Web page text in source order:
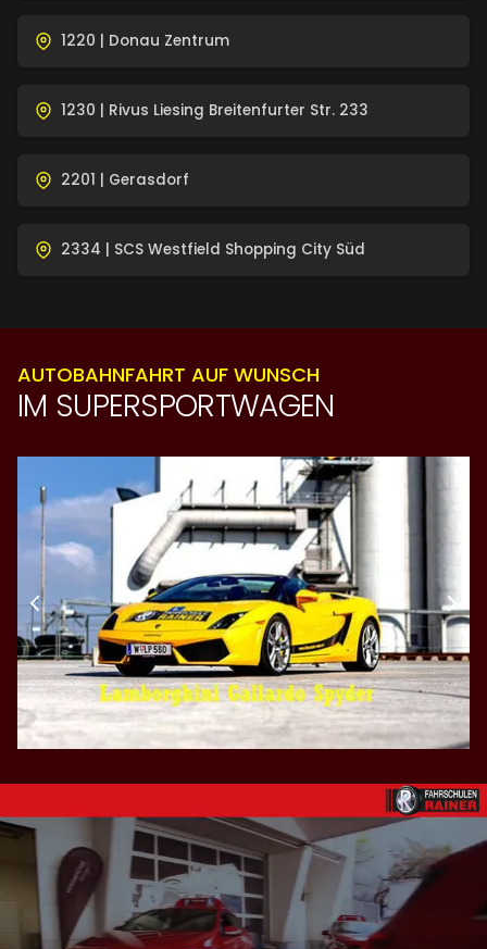
1220 | Donau Zentrum
1230 | Rivus Liesing Breitenfurter Str. 233
2201 | Gerasdorf
2334 | SCS Westfield Shopping City Süd
AUTOBAHNFAHRT AUF WUNSCH
IM SUPERSPORT­WAGEN